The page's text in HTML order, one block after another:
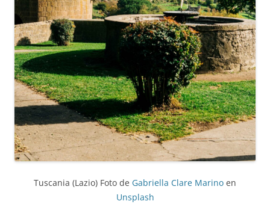
Tuscania (Lazio) Foto de Gabriella Clare Marino en
Unsplash